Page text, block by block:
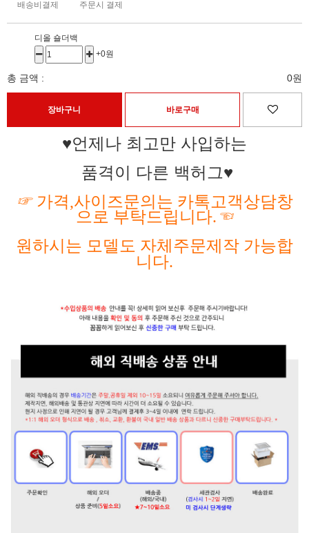
배송비결제 주문시 결제
디올 숄더백
+0원
총 금액 : 0원
♥언제나 최고만 사입하는
품격이 다른 백허그♥
☞ 가격,사이즈문의는 카톡고객상담창
으로 부탁드립니다. ☜
원하시는 모델도 자체주문제작 가능합
니다.